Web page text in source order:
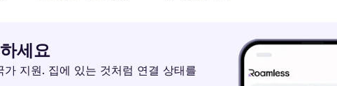
세요
지원. 집에 있는 것처럼 연결 상태를